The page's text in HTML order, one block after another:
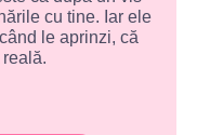
cu tine. Iar ele
le aprinzi, că